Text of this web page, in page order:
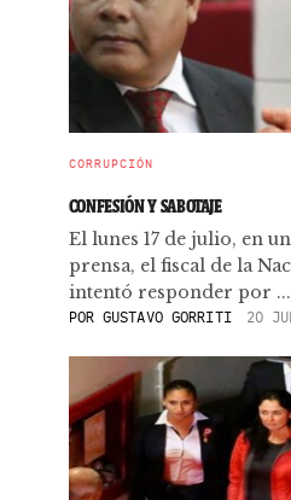
CORRUPCIÓN
CONFESIÓN Y SABOTAJE
El lunes 17 de julio, en
prensa, el fiscal de la
intentó responder por ...
POR GUSTAVO GORRITI 20